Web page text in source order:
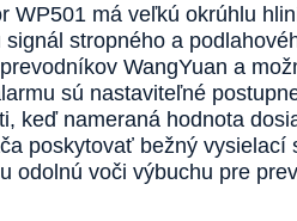
WP501 má veľkú okrúhlu
stropného a
WangYuan a
sú nastaviteľné
keď nameraná hodnota
poskytovať bežný
odolnú voči výbuchu pre